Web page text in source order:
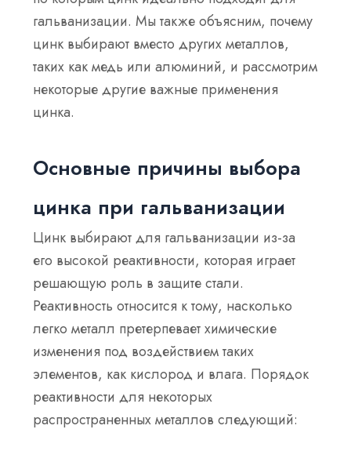
гальванизации. Мы также объясним, почему
цинк выбирают вместо других металлов,
таких как медь или алюминий, и рассмотрим
некоторые другие важные применения
цинка.
Основные причины выбора
цинка при гальванизации
Цинк выбирают для гальванизации из-за
его высокой реактивности, которая играет
решающую роль в защите стали.
Реактивность относится к тому, насколько
легко металл претерпевает химические
изменения под воздействием таких
элементов, как кислород и влага. Порядок
реактивности для некоторых
распространенных металлов следующий: